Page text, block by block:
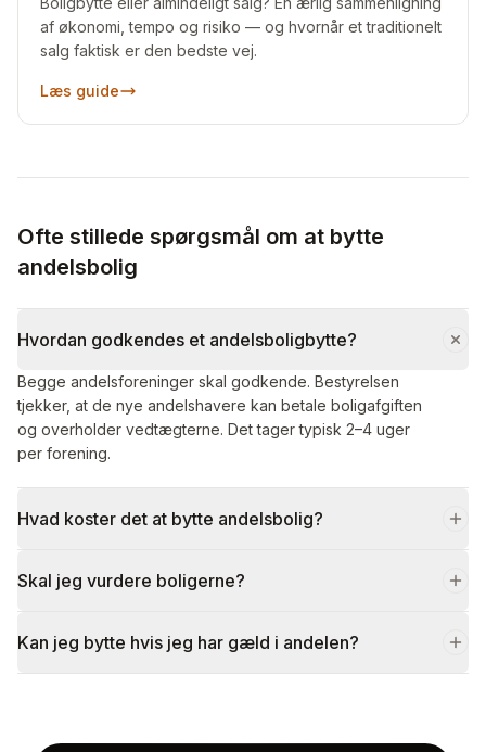
af økonomi, tempo og risiko — og hvornår et traditionelt
salg faktisk er den bedste vej.
Læs guide
Ofte stillede spørgsmål om at bytte
andelsbolig
Hvordan godkendes et andelsboligbytte?
Begge andelsforeninger skal godkende. Bestyrelsen
tjekker, at de nye andelshavere kan betale boligafgiften
og overholder vedtægterne. Det tager typisk 2–4 uger
per forening.
Hvad koster det at bytte andelsbolig?
Skal jeg vurdere boligerne?
Kan jeg bytte hvis jeg har gæld i andelen?